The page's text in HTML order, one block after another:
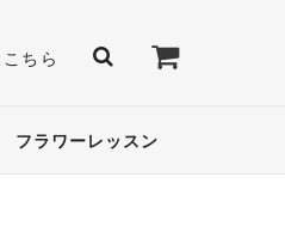
ちら
フラワーレッスン